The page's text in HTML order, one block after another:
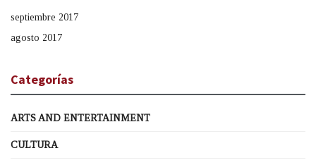
septiembre 2017
agosto 2017
Categorías
ARTS AND ENTERTAINMENT
CULTURA